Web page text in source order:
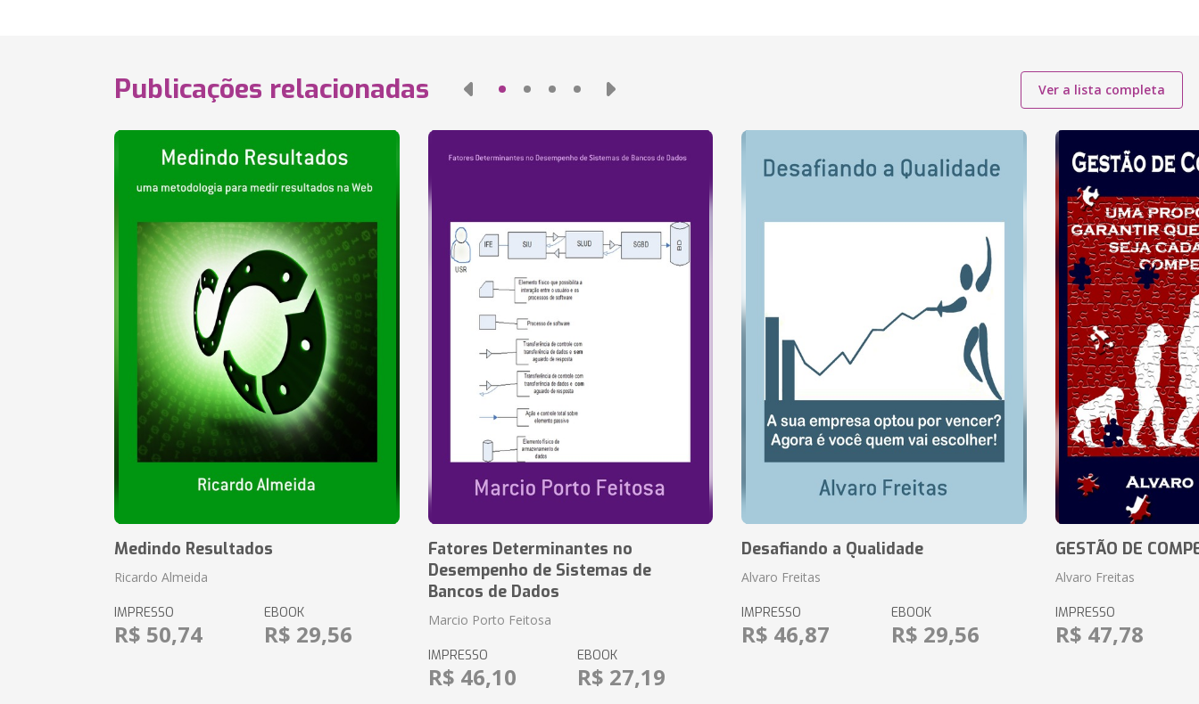
Publicações relacionadas Ver a lista completa
Medindo Resultados
Ricardo Almeida
IMPRESSO
R$ 50,74
EBOOK
R$ 29,56
Fatores Determinantes no
Desempenho de Sistemas de
Bancos de Dados
Marcio Porto Feitosa
IMPRESSO
R$ 46,10
EBOOK
R$ 27,19
Desafiando a Qualidade
Alvaro Freitas
IMPRESSO
R$ 46,87
EBOOK
R$ 29,56
GESTÃO DE
Alvaro Freitas
IMPRESSO
R$ 47,78